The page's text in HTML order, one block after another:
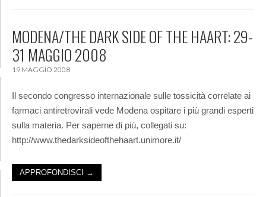
MODENA/THE DARK SIDE OF THE HAART: 29-
31 MAGGIO 2008
19 MAGGIO 2008
Il secondo congresso internazionale sulle tossicità correlate ai
farmaci antiretrovirali vede Modena ospitare i più grandi esperti
sulla materia. Per saperne di più, collegati su:
http://www.thedarksideofthehaart.unimore.it/
APPROFONDISCI →